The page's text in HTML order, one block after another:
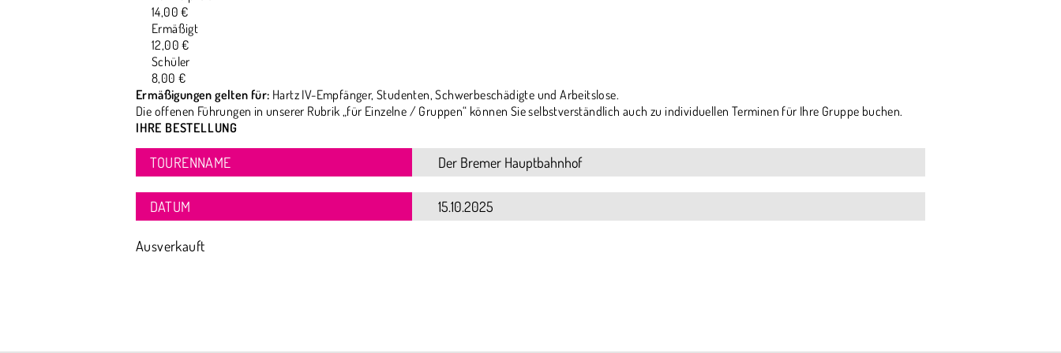
14,00 €
Ermäßigt
12,00 €
Schüler
8,00 €
Ermäßigungen gelten für: Hartz IV-Empfänger, Studenten, Schwerbeschädigte und Arbeitslose.
Die offenen Führungen in unserer Rubrik „für Einzelne / Gruppen“ können Sie selbstverständlich auch zu individuellen Terminen für Ihre Gruppe buchen.
IHRE BESTELLUNG
TOURENNAME
DATUM
Ausverkauft